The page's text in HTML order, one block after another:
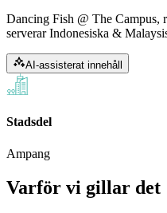
Dancing Fish @ The Campus,
serverar Indonesiska &
AI-assisterat innehåll
Stadsdel
Ampang
Varför vi gillar det